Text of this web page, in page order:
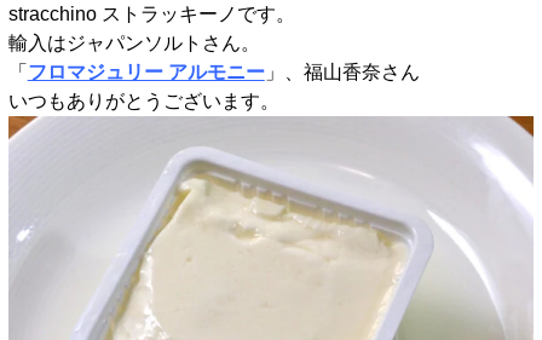
stracchino ストラッキーノです。
輸入はジャパンソルトさん。
「 フロマジュリー アルモニー」、福山香奈さん
いつもありがとうございます。